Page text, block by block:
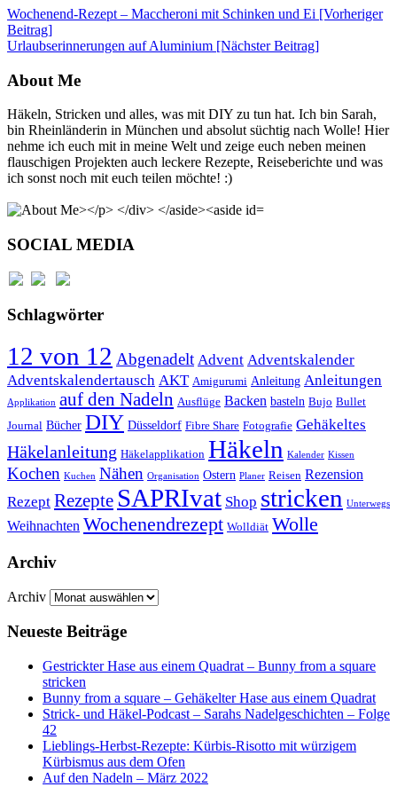
Wochenend-Rezept – Maccheroni mit Schinken und Ei [Vorheriger
Beitrag]
Urlaubserinnerungen auf Aluminium [Nächster Beitrag]
About Me
Häkeln, Stricken und alles, was mit DIY zu tun hat. Ich bin Sarah,
bin Rheinländerin in München und absolut süchtig nach Wolle! Hier
nehme ich euch mit in meine Welt und zeige euch neben meinen
flauschigen Projekten auch leckere Rezepte, Reiseberichte und was
ich sonst noch mit euch teilen möchte! :)
SOCIAL MEDIA
Schlagwörter
12 von 12 Abgenadelt Advent Adventskalender
Adventskalendertausch AKT Amigurumi Anleitung Anleitungen
Applikation auf den Nadeln Ausflüge Backen basteln Bujo Bullet
Journal Bücher DIY Düsseldorf Fibre Share Fotografie Gehäkeltes
Häkelanleitung Häkelapplikation Häkeln Kalender Kissen
Kochen Kuchen Nähen Organisation Ostern Planer Reisen Rezension
Rezept Rezepte SAPRIvat Shop stricken Unterwegs
Weihnachten Wochenendrezept Wolldiät Wolle
Archiv
Archiv
Neueste Beiträge
Gestrickter Hase aus einem Quadrat – Bunny from a square
stricken
Bunny from a square – Gehäkelter Hase aus einem Quadrat
Strick- und Häkel-Podcast – Sarahs Nadelgeschichten – Folge
42
Lieblings-Herbst-Rezepte: Kürbis-Risotto mit würzigem
Kürbismus aus dem Ofen
Auf den Nadeln – März 2022